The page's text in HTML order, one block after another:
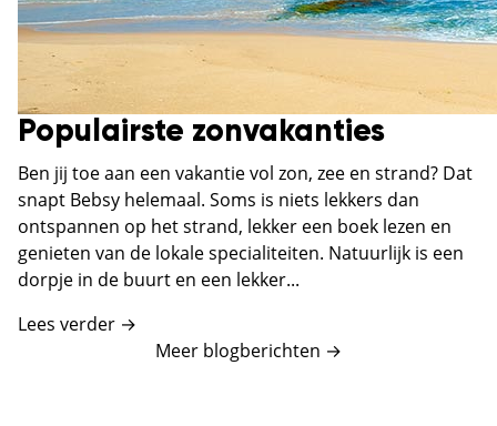
Populairste zonvakanties
Ben jij toe aan een vakantie vol zon, zee en strand? Dat
snapt Bebsy helemaal. Soms is niets lekkers dan
ontspannen op het strand, lekker een boek lezen en
genieten van de lokale specialiteiten. Natuurlijk is een
dorpje in de buurt en een lekker...
Lees verder →
Meer blogberichten →